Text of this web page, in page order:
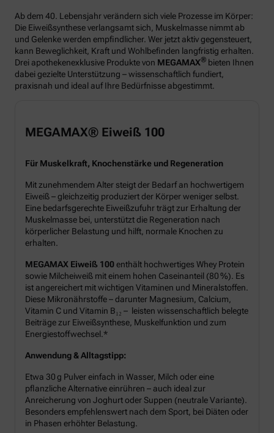
Ab dem 40. Lebensjahr verändern sich viele Prozesse im Körper:
Die Eiweißsynthese verlangsamt sich, Muskelmasse nimmt ab
und Gelenke werden empfindlicher. Wer jetzt aktiv gegensteuert,
kann Beweglichkeit, Kraft und Wohlbefinden langfristig erhalten.
Drei apothekenexklusive Produkte von MEGAMAX® bieten Ihnen
dabei gezielte Unterstützung – wissenschaftlich fundiert,
praxisnah und ideal auf Ihre Bedürfnisse abgestimmt.
MEGAMAX® Eiweiß 100
Für Muskelkraft, Knochenstärke und Regeneration
Mit zunehmendem Alter steigt der Bedarf an hochwertigem
Eiweiß – gleichzeitig produziert der Körper weniger selbst.
Eine bedarfsgerechte Eiweißzufuhr trägt zur Erhaltung der
Muskelmasse bei, unterstützt die Regeneration nach
körperlicher Belastung und hilft, normale Knochen zu
erhalten.
MEGAMAX Eiweiß 100enthält hochwertiges Whey Protein
sowie Milcheiweiß mit einem hohen Caseinanteil (80 %). Es
ist angereichert mit wichtigen Vitaminen und Mineralstoffen.
Diese Mikronährstoffe – darunter Magnesium, Calcium,
Vitamin C und Vitamin B₁₂ – leisten wissenschaftlich belegte
Beiträge zur Eiweißsynthese, Muskelfunktion und zum
Energiestoffwechsel.*
Anwendung & Alltagstipp:
Etwa 30 g Pulver einfach in Wasser, Milch oder eine
pflanzliche Alternative einrühren – auch ideal zur
Anreicherung von Joghurt oder Suppen (neutrale Variante).
Besonders empfehlenswert nach dem Sport, bei Diäten oder
in Phasen erhöhter Belastung.